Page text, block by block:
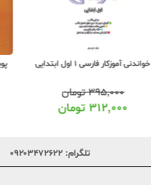
خواندنی آموزکار فارسی 1 اول ابتدایی
۳۹۵,۰۰۰تومان
۳۱۲,۰۰۰تومان
تلگرام: ۰۹۲۰۳۴۷۲۶۲۲